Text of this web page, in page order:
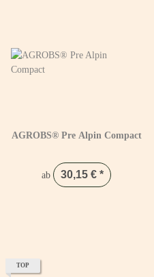
AGROBS® Pre Alpin Compact
ab 30,15 € *
TOP